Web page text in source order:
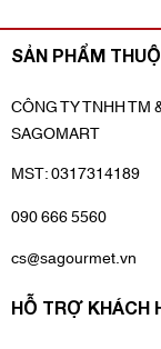
SẢN PHẨM
CÔNG TY TNHH TM
SAGOMART
MST: 0317314189
090 666 5560
cs@sagourmet.vn
HỖ TRỢ KHÁCH